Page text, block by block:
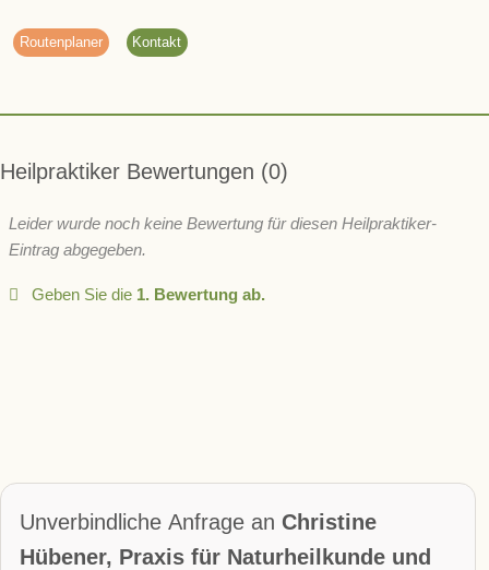
Routenplaner Kontakt
Heilpraktiker Bewertungen 0
Leider wurde noch keine Bewertung für diesen Heilpraktiker-
Eintrag abgegeben.
Geben Sie die 1. Bewertung ab.
Unverbindliche Anfrage an Christine
Hübener, Praxis für Naturheilkunde und